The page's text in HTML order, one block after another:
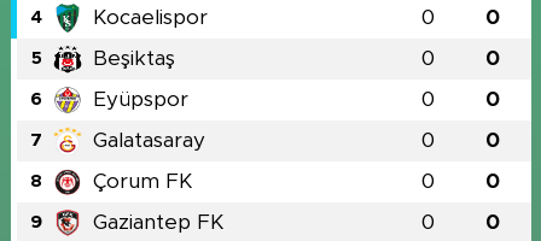
4 Kocaelispor 0 0
5 Beşiktaş 0 0
6 Eyüpspor 0 0
7 Galatasaray 0 0
8 Çorum FK 0 0
9 Gaziantep FK 0 0